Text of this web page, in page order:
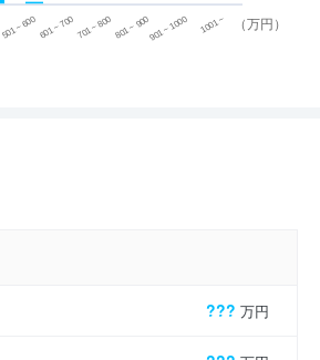
（万円）
501 ~ 600601 ~ 700701 ~ 800801 ~ 900901 ~ 1000 1001 ~
??? 万円